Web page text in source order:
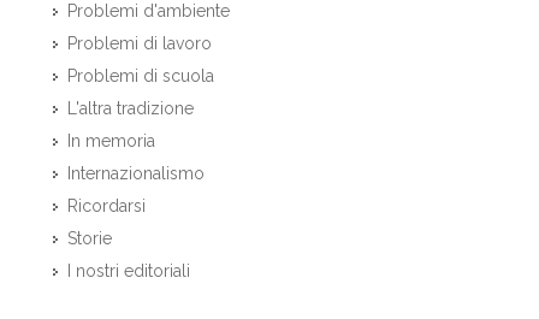
Problemi d'ambiente
Problemi di lavoro
Problemi di scuola
L'altra tradizione
In memoria
Internazionalismo
Ricordarsi
Storie
I nostri editoriali